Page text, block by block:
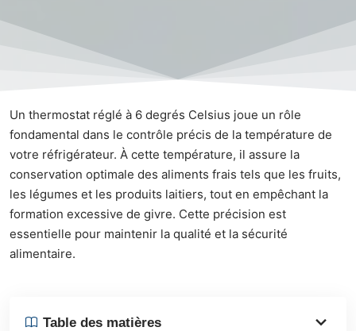
Un thermostat réglé à 6 degrés Celsius joue un rôle
fondamental dans le contrôle précis de la température de
votre réfrigérateur. À cette température, il assure la
conservation optimale des aliments frais tels que les fruits,
les légumes et les produits laitiers, tout en empêchant la
formation excessive de givre. Cette précision est
essentielle pour maintenir la qualité et la sécurité
alimentaire.
Table des matières